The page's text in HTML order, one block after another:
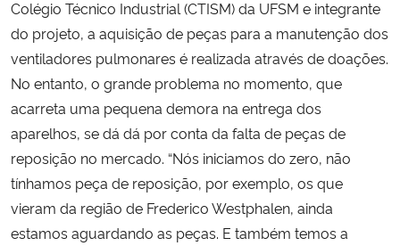
Banco Central do Brasil
Planalto
Colégio Técnico Industrial (CTISM) da UFSM e integrante
do projeto, a aquisição de peças para a manutenção dos
ventiladores pulmonares é realizada através de doações.
No entanto, o grande problema no momento, que
acarreta uma pequena demora na entrega dos
aparelhos, se dá dá por conta da falta de peças de
reposição no mercado. “Nós iniciamos do zero, não
tínhamos peça de reposição, por exemplo, os que
vieram da região de Frederico Westphalen, ainda
estamos aguardando as peças. E também temos a